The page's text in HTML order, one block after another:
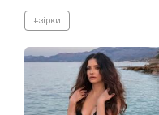
#зірки